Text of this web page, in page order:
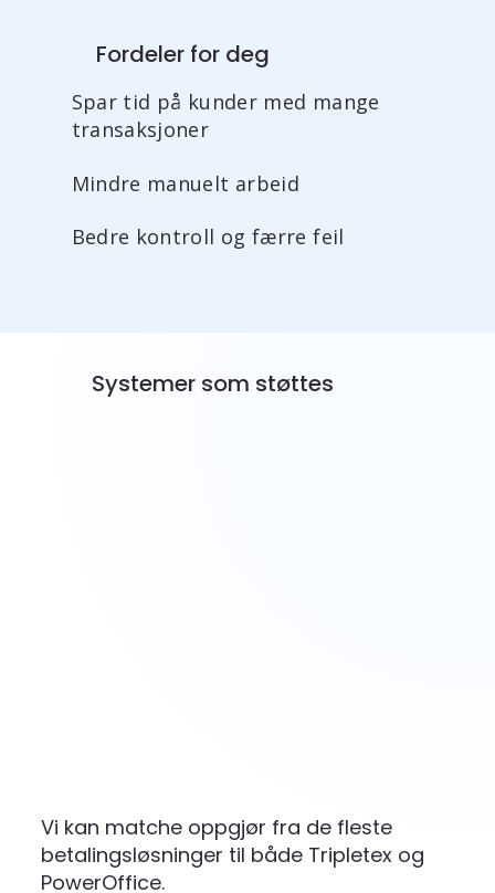
Fordeler for deg
Spar tid på kunder med mange
transaksjoner
Mindre manuelt arbeid
Bedre kontroll og færre feil
Systemer som støttes
Vi kan matche oppgjør fra de fleste
betalingsløsninger til både Tripletex og
PowerOffice.